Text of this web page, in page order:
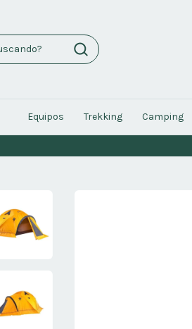
Equipos Trekking Camping